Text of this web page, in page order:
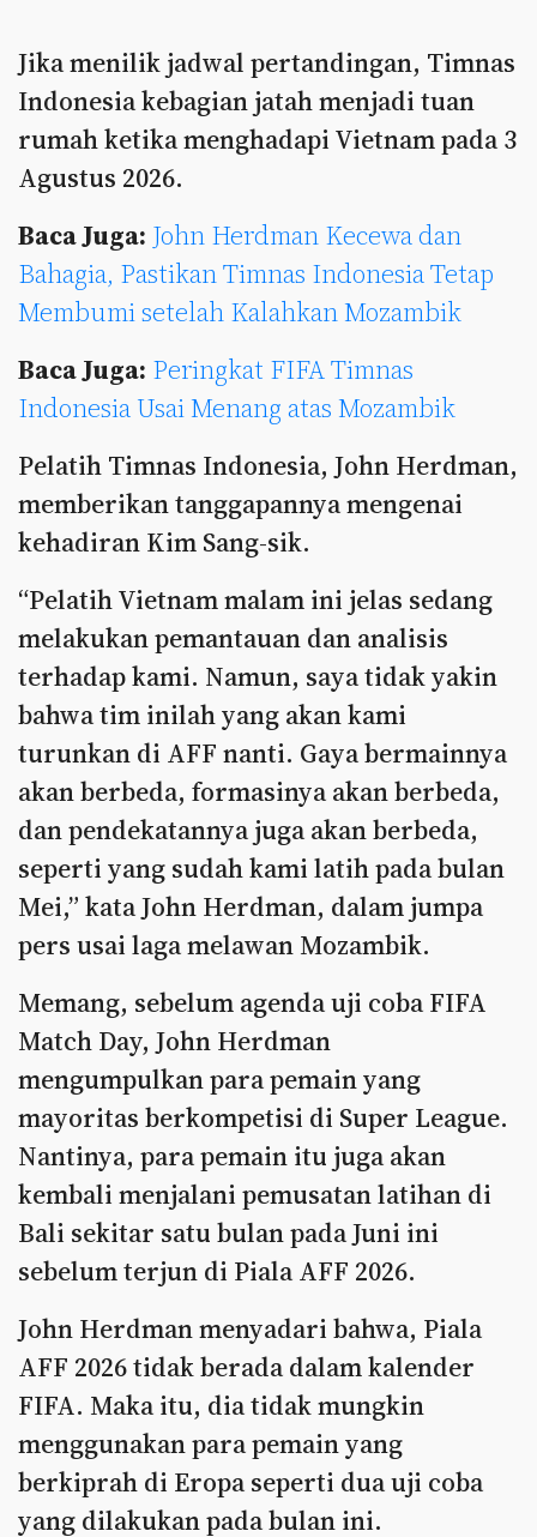
Jika menilik jadwal pertandingan, Timnas
Indonesia kebagian jatah menjadi tuan
rumah ketika menghadapi Vietnam pada 3
Agustus 2026.
Baca Juga: John Herdman Kecewa dan
Bahagia, Pastikan Timnas Indonesia Tetap
Membumi setelah Kalahkan Mozambik
Baca Juga: Peringkat FIFA Timnas
Indonesia Usai Menang atas Mozambik
Pelatih Timnas Indonesia, John Herdman,
memberikan tanggapannya mengenai
kehadiran Kim Sang-sik.
“Pelatih Vietnam malam ini jelas sedang
melakukan pemantauan dan analisis
terhadap kami. Namun, saya tidak yakin
bahwa tim inilah yang akan kami
turunkan di AFF nanti. Gaya bermainnya
akan berbeda, formasinya akan berbeda,
dan pendekatannya juga akan berbeda,
seperti yang sudah kami latih pada bulan
Mei,” kata John Herdman, dalam jumpa
pers usai laga melawan Mozambik.
Memang, sebelum agenda uji coba FIFA
Match Day, John Herdman
mengumpulkan para pemain yang
mayoritas berkompetisi di Super League.
Nantinya, para pemain itu juga akan
kembali menjalani pemusatan latihan di
Bali sekitar satu bulan pada Juni ini
sebelum terjun di Piala AFF 2026.
John Herdman menyadari bahwa, Piala
AFF 2026 tidak berada dalam kalender
FIFA. Maka itu, dia tidak mungkin
menggunakan para pemain yang
berkiprah di Eropa seperti dua uji coba
yang dilakukan pada bulan ini.